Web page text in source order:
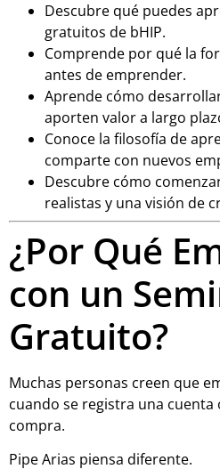
Descubre qué puedes
gratuitos de bHIP.
Comprende por qué la
antes de emprender.
Aprende cómo
aporten valor a largo
Conoce la filosofía de
comparte con nuevos
Descubre cómo
realistas y una visión de
¿Por Qué
con un
Gratuito?
Muchas personas creen que
cuando se registra una
compra.
Pipe Arias piensa diferente.